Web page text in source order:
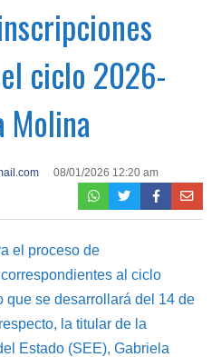
ciclo 2026-
Molina
08/01/2026 12:20 am
el proceso de
al ciclo
que se desarrollará del 14 de
la titular de la
Estado (SEE), Gabriela